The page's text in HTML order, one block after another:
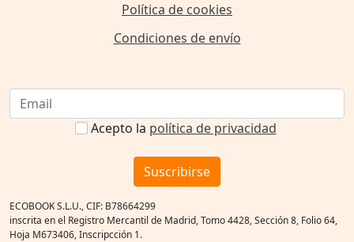
Política de cookies
Condiciones de envío
Acepto la política de privacidad
Suscribirse
ECOBOOK S.L.U., CIF: B78664299
inscrita en el Registro Mercantil de Madrid, Tomo 4428, Sección 8, Folio 64,
Hoja M673406, Inscripcción 1.